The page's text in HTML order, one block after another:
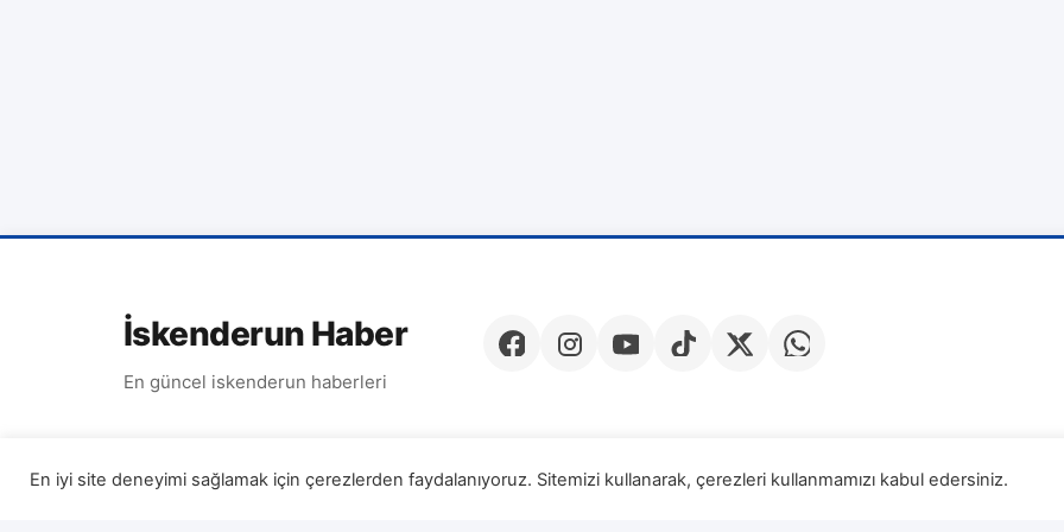
İskenderun Haber
En güncel iskenderun haberleri
En iyi site deneyimi sağlamak için çerezlerden faydalanıyoruz. Sitemizi kullanarak, çerezleri kullanmamızı kabul edersiniz.